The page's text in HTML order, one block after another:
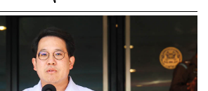
ายออนไลน์เราเพิ่มสัดส่วนเป็น 5%
ก็น่าจะเห็นเทรนด์การเติบโตขึ้นเรื่อยๆ”
แผนเยียวยารองรับ